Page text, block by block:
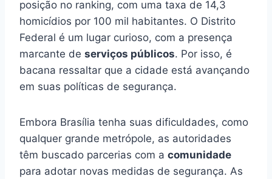
posição no ranking, com uma taxa de 14,3
homicídios por 100 mil habitantes. O Distrito
Federal é um lugar curioso, com a presença
marcante de serviços públicos. Por isso, é
bacana ressaltar que a cidade está avançando
em suas políticas de segurança.
Embora Brasília tenha suas dificuldades, como
qualquer grande metrópole, as autoridades
têm buscado parcerias com a comunidade
para adotar novas medidas de segurança. As